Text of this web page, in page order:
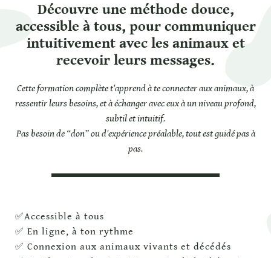
Découvre une méthode douce,
accessible à tous, pour communiquer
intuitivement avec les animaux et
recevoir leurs messages.
Cette formation complète t'apprend à te connecter aux animaux, à
ressentir leurs besoins, et à échanger avec eux à un niveau profond,
subtil et intuitif.
Pas besoin de “don” ou d'expérience préalable, tout est guidé pas à
pas.
✅Accessible à tous
✅ En ligne, à ton rythme
✅ Connexion aux animaux vivants et décédés